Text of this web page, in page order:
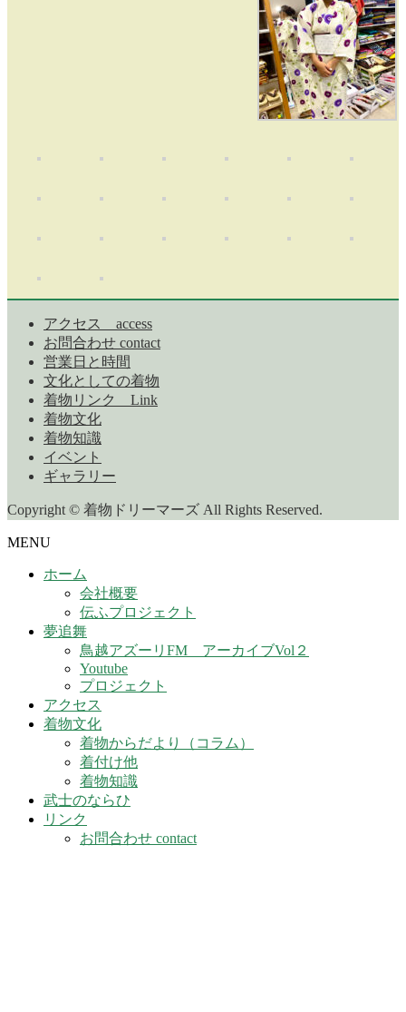
アクセス access
お問合わせ contact
営業日と時間
文化としての着物
着物リンク Link
着物文化
着物知識
イベント
ギャラリー
Copyright © 着物ドリーマーズ All Rights Reserved.
MENU
ホーム
会社概要
伝ふプロジェクト
夢追舞
鳥越アズーリFM アーカイブVol２
Youtube
プロジェクト
アクセス
着物文化
着物からだより（コラム）
着付け他
着物知識
武士のならひ
リンク
お問合わせ contact